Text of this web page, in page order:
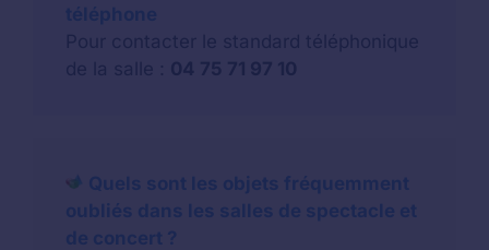
Quels sont les objets fréquemment
oubliés dans les salles de spectacle et
de concert ?